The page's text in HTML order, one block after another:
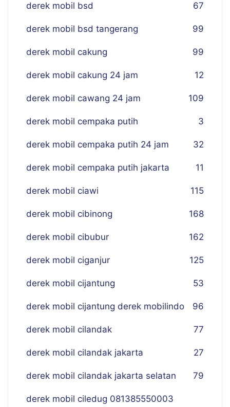
derek mobil bsd 67
derek mobil bsd tangerang 99
derek mobil cakung 99
derek mobil cakung 24 jam 12
derek mobil cawang 24 jam 109
derek mobil cempaka putih 3
derek mobil cempaka putih 24 jam 32
derek mobil cempaka putih jakarta 11
derek mobil ciawi 115
derek mobil cibinong 168
derek mobil cibubur 162
derek mobil ciganjur 125
derek mobil cijantung 53
derek mobil cijantung derek mobilindo 96
derek mobil cilandak 77
derek mobil cilandak jakarta 27
derek mobil cilandak jakarta selatan 79
derek mobil ciledug 081385550003